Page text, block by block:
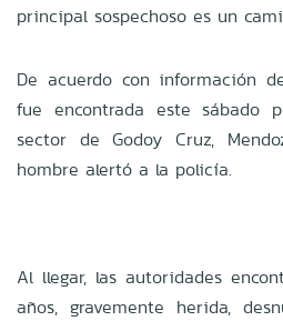
principal sospechoso es un
De acuerdo con información
fue encontrada este sábado
sector de Godoy Cruz,
hombre alertó a la policía.
Al llegar, las autoridades
años, gravemente herida,